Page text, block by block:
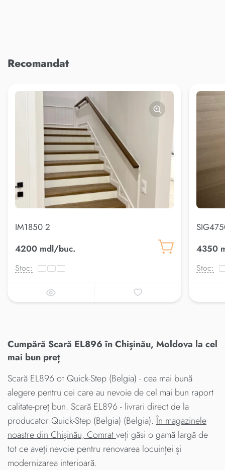
Recomandat
IM1850 2
4200 mdl/buc.
Stoc:
4350
Stoc:
Cumpără Scară EL896 în Chișinău, Moldova la cel
mai bun preț
Scară EL896 от Quick-Step (Belgia) - cea mai bună
alegere pentru cei care au nevoie de cel mai bun raport
calitate-preț bun. Scară EL896 - livrari direct de la
producator Quick-Step (Belgia) (Belgia).În magazinele
noastre din Chișinău, Comratveți găsi o gamă largă de
tot ce aveți nevoie pentru renovarea locuinței și
modernizarea interioară.